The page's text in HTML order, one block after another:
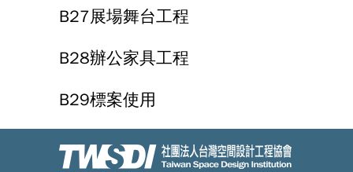
B27展場舞台工程
B28辦公家具工程
B29標案使用